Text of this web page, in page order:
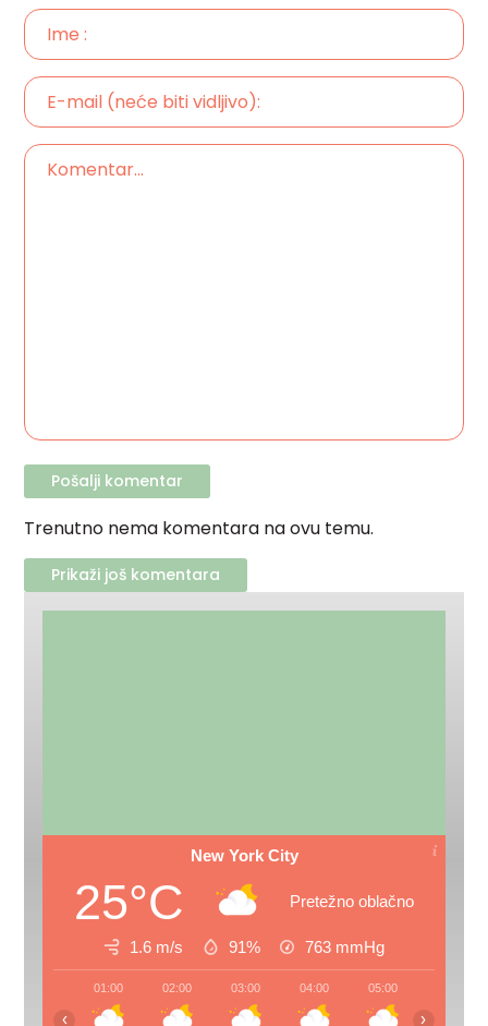
Trenutno nema komentara na ovu temu.
Prikaži još komentara
New York City
25°C Pretežno oblačno
1.6 m/s 91% 763 mmHg
01:00 02:00 03:00 04:00 05:00
‹ ›